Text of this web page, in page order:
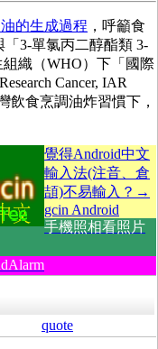
的生成過程 ，呼籲食
「3-單氯丙二醇酯類 3-
組織（WHO）下「國際
Cancer, IAR
飲食烹調油炸習慣下，
覺得Android中文
輸入法(注音、倉
頡)不易輸入？→
gcin Android
手機照相看照片
quote